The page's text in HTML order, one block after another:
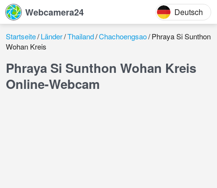
Webcamera24 Deutsch
Startseite Länder Thailand Chachoengsao Phraya Si Sunthon
Wohan Kreis
Phraya Si Sunthon Wohan Kreis
Online-Webcam